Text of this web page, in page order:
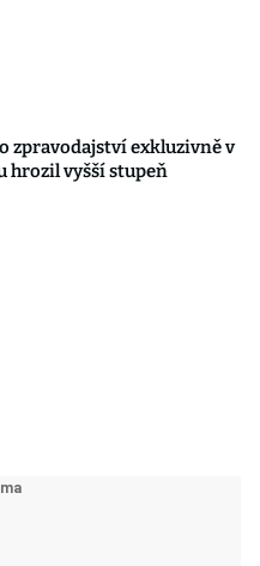
zpravodajství exkluzivně v
hrozil vyšší stupeň